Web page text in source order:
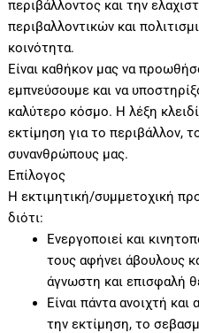
περιβάλλοντος και την
περιβαλλοντικών και
κοινότητα.
Είναι καθήκον μας να
εμπνεύσουμε και να
καλύτερο κόσμο. Η λέξη
εκτίμηση για το περιβάλλον,
συνανθρώπους μας.
Επίλογος
Η εκτιμητική/συμμετοχική
διότι:
Ενεργοποιεί και
τους αφήνει άβουλους
άγνωστη και επισφαλή
Είναι πάντα ανοιχτή
την εκτίμηση, το